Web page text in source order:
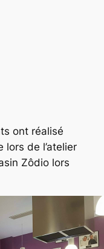
ont réalisé
lors de l’atelier
Zôdio lors